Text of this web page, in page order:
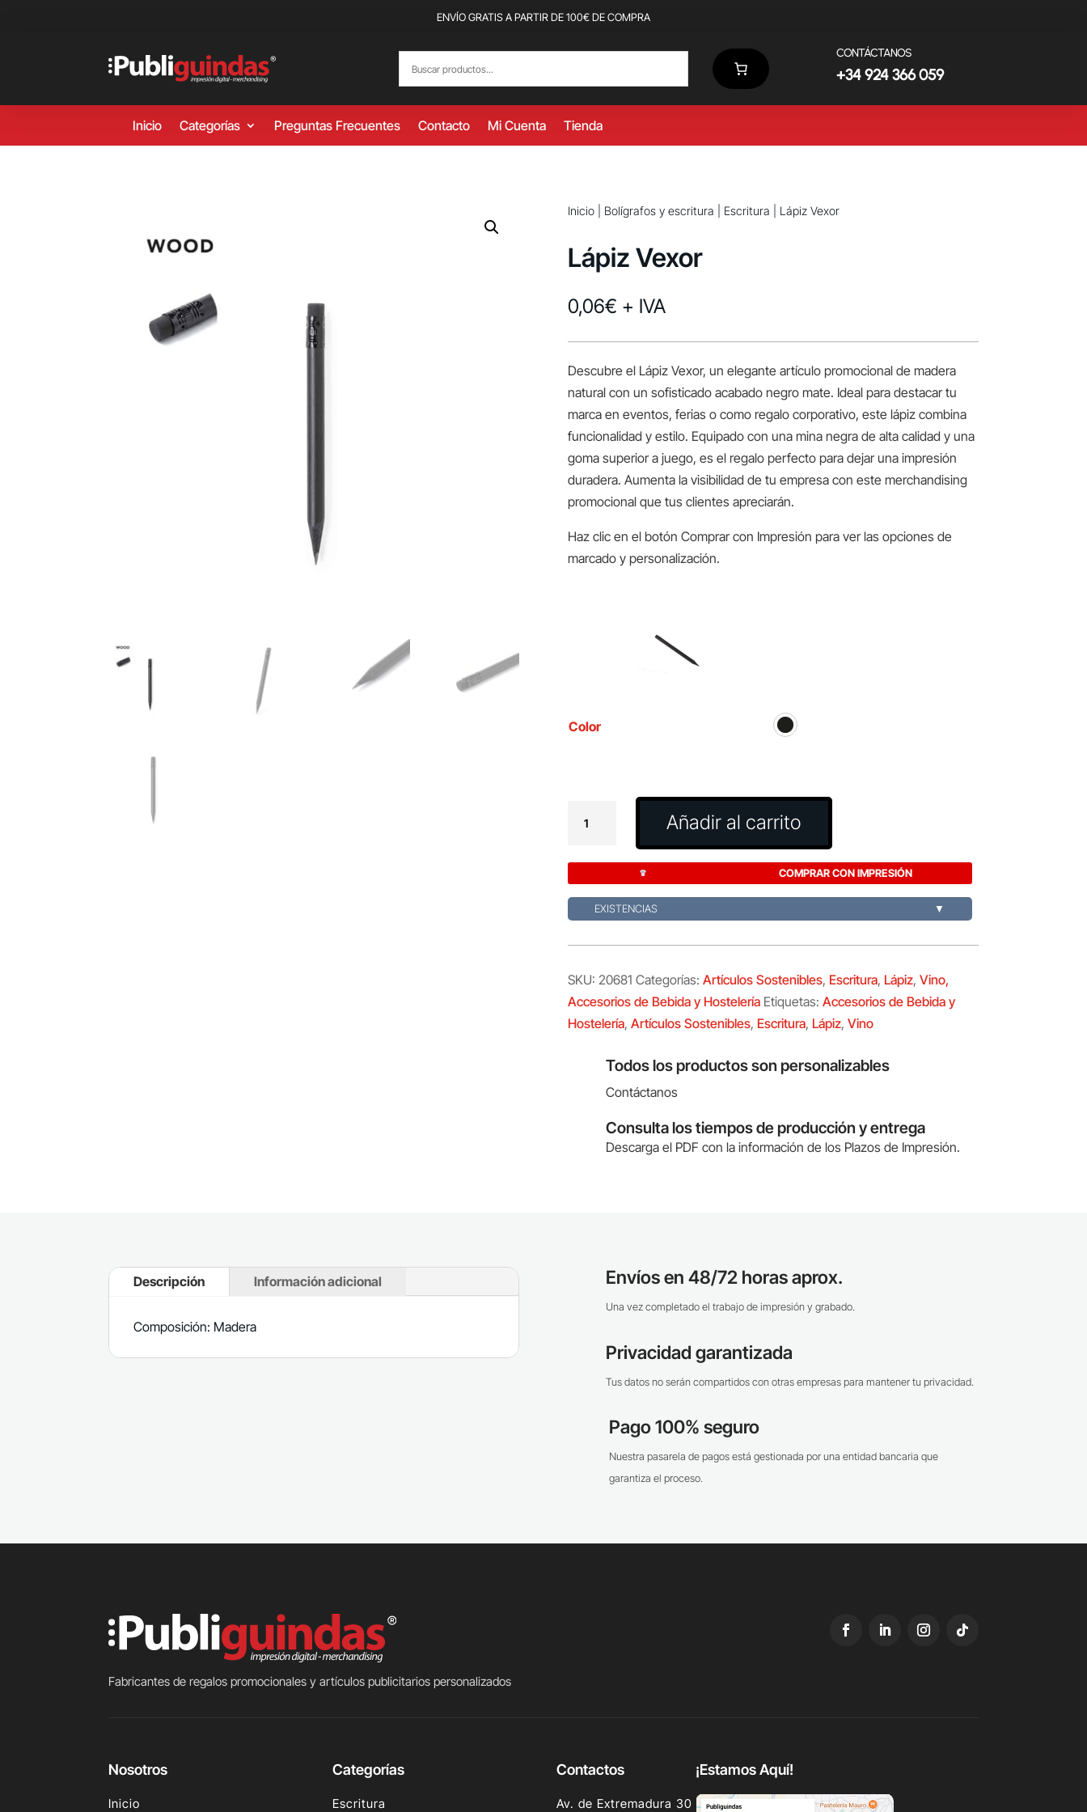
ENVÍO GRATIS A PARTIR DE 100€ DE COMPRA
CONTÁCTANOS
+34 924 366 059
Inicio Categorías Preguntas Frecuentes Contacto Mi Cuenta Tienda
Inicio| Bolígrafos y escritura Escritura | Lápiz Vexor
Lápiz Vexor
0,06€ + IVA
Descubre el Lápiz Vexor, un elegante artículo promocional de madera
natural con un sofisticado acabado negro mate. Ideal para destacar tu
marca en eventos, ferias o como regalo corporativo, este lápiz combina
funcionalidad y estilo. Equipado con una mina negra de alta calidad y una
goma superior a juego, es el regalo perfecto para dejar una impresión
duradera. Aumenta la visibilidad de tu empresa con este merchandising
promocional que tus clientes apreciarán.
Haz clic en el botón Comprar con Impresión para ver las opciones de
marcado y personalización.
Color
Vexor
Añadir al carrito
COMPRAR CON IMPRESIÓN
EXISTENCIAS ▼
SKU: 20681 Categorías: Artículos Sostenibles, Escritura, Lápiz, Vino,
Accesorios de Bebida y Hostelería Etiquetas: Accesorios de Bebida y
Hostelería, Artículos Sostenibles, Escritura, Lápiz, Vino
Todos los productos son personalizables
Contáctanos
Consulta los tiempos de producción y entrega
Descarga el PDF con la información de los Plazos de Impresión.
Descripción Información adicional
Composición: Madera
Envíos en 48/72 horas aprox.
Una vez completado el trabajo de impresión y grabado.
Privacidad garantizada
Tus datos no serán compartidos con otras empresas para mantener tu privacidad.
Pago 100% seguro
Nuestra pasarela de pagos está gestionada por una entidad bancaria que
garantiza el proceso.
Fabricantes de regalos promocionales y artículos publicitarios personalizados
Nosotros
Inicio
Categorías
Escritura
Contactos
Av. de Extremadura 30
¡Estamos Aquí!